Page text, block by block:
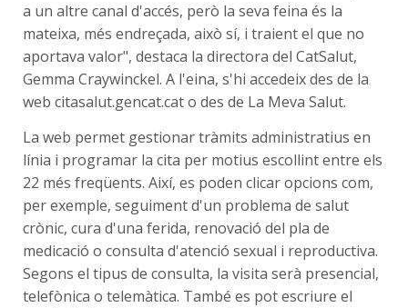
a un altre canal d'accés, però la seva feina és la
mateixa, més endreçada, això sí, i traient el que no
aportava valor", destaca la directora del CatSalut,
Gemma Craywinckel. A l'eina, s'hi accedeix des de la
web citasalut.gencat.cat o des de La Meva Salut.
La web permet gestionar tràmits administratius en
línia i programar la cita per motius escollint entre els
22 més freqüents. Així, es poden clicar opcions com,
per exemple, seguiment d'un problema de salut
crònic, cura d'una ferida, renovació del pla de
medicació o consulta d'atenció sexual i reproductiva.
Segons el tipus de consulta, la visita serà presencial,
telefònica o telemàtica. També es pot escriure el